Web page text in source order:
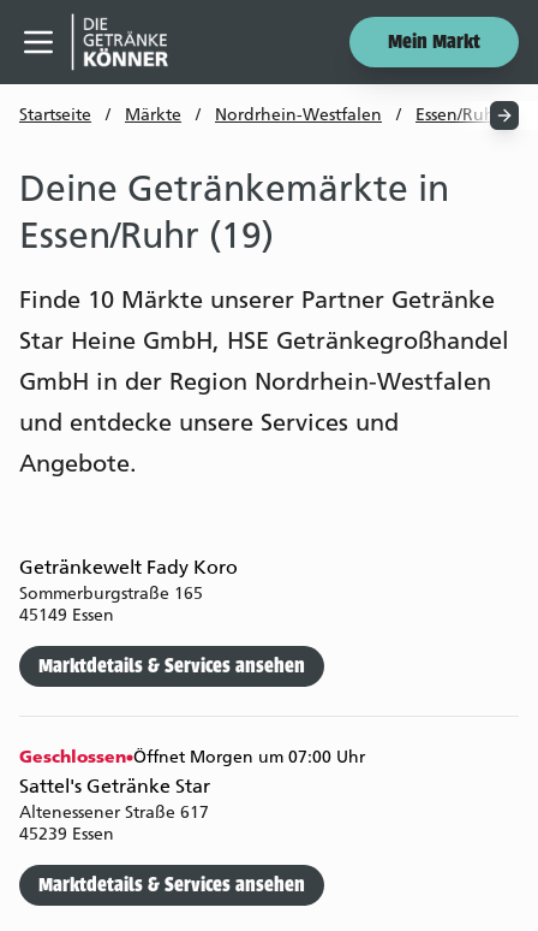
Menü öffnen
Mein Markt
Startseite / Märkte / Nordrhein-Westfalen / Essen/Ruhr /
Deine Getränkemärkte in
Essen/Ruhr (19)
Finde 10 Märkte unserer Partner Getränke
Star Heine GmbH, HSE Getränkegroßhandel
GmbH in der Region Nordrhein-Westfalen
und entdecke unsere Services und
Angebote.
Getränkewelt Fady Koro
Sommerburgstraße 165
45149 Essen
Marktdetails & Services ansehen
Geschlossen Öffnet Morgen um 07:00 Uhr
Sattel's Getränke Star
Altenessener Straße 617
45239 Essen
Marktdetails & Services ansehen